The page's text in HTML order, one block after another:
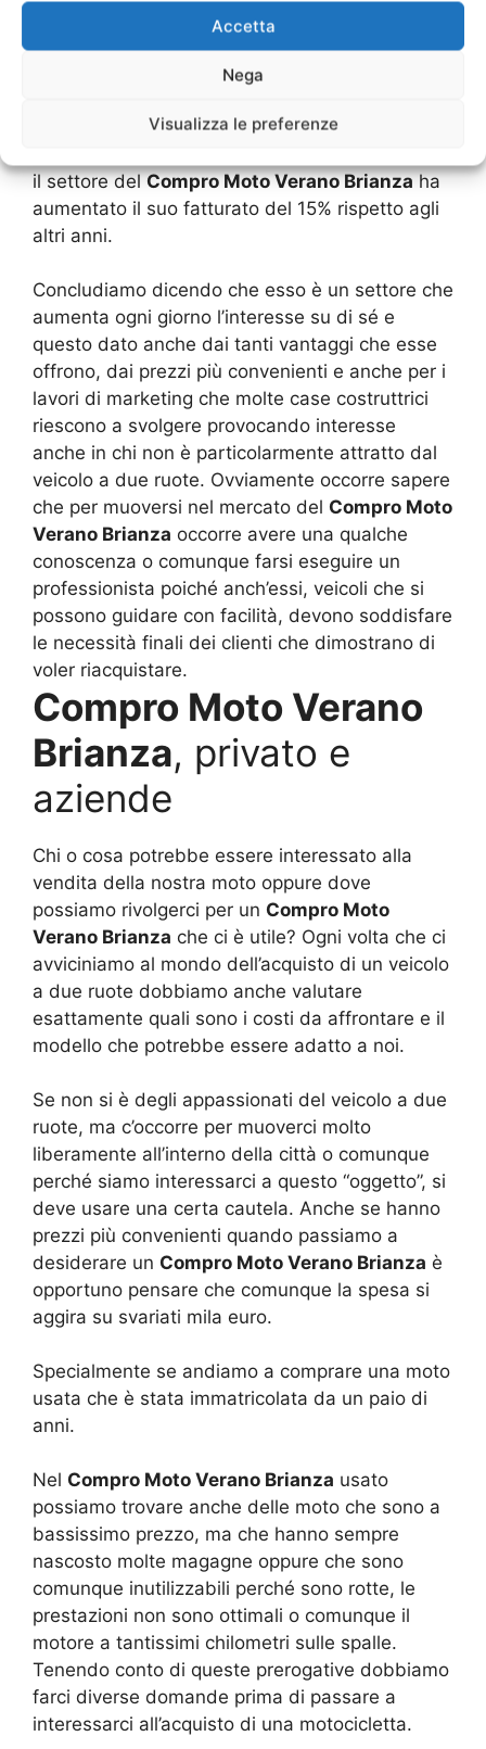
Accetta
Nega
Visualizza le preferenze
Anche se stanno subendo la trasformazione per
modelli che vengono richiesti venduti e,
il settore delCompro Moto Verano Brianzaha
aumentato il suo fatturato del 15% rispetto agli
altri anni.
Concludiamo dicendo che esso è un settore che
aumenta ogni giorno l’interesse su di sé e
questo dato anche dai tanti vantaggi che esse
offrono, dai prezzi più convenienti e anche per i
lavori di marketing che molte case costruttrici
riescono a svolgere provocando interesse
anche in chi non è particolarmente attratto dal
veicolo a due ruote. Ovviamente occorre sapere
che per muoversi nel mercato del Compro Moto
Verano Brianza occorre avere una qualche
conoscenza o comunque farsi eseguire un
professionista poiché anch’essi, veicoli che si
possono guidare con facilità, devono soddisfare
le necessità finali dei clienti che dimostrano di
voler riacquistare.
Compro Moto Verano
Brianza, privato e
aziende
Chi o cosa potrebbe essere interessato alla
vendita della nostra moto oppure dove
possiamo rivolgerci per un Compro Moto
Verano Brianza che ci è utile? Ogni volta che ci
avviciniamo al mondo dell’acquisto di un veicolo
a due ruote dobbiamo anche valutare
esattamente quali sono i costi da affrontare e il
modello che potrebbe essere adatto a noi.
Se non si è degli appassionati del veicolo a due
ruote, ma c’occorre per muoverci molto
liberamente all’interno della città o comunque
perché siamo interessarci a questo “oggetto”, si
deve usare una certa cautela. Anche se hanno
prezzi più convenienti quando passiamo a
desiderare un Compro Moto Verano Brianza è
opportuno pensare che comunque la spesa si
aggira su svariati mila euro.
Specialmente se andiamo a comprare una moto
usata che è stata immatricolata da un paio di
anni.
Nel Compro Moto Verano Brianza usato
possiamo trovare anche delle moto che sono a
bassissimo prezzo, ma che hanno sempre
nascosto molte magagne oppure che sono
comunque inutilizzabili perché sono rotte, le
prestazioni non sono ottimali o comunque il
motore a tantissimi chilometri sulle spalle.
Tenendo conto di queste prerogative dobbiamo
farci diverse domande prima di passare a
interessarci all’acquisto di una motocicletta.